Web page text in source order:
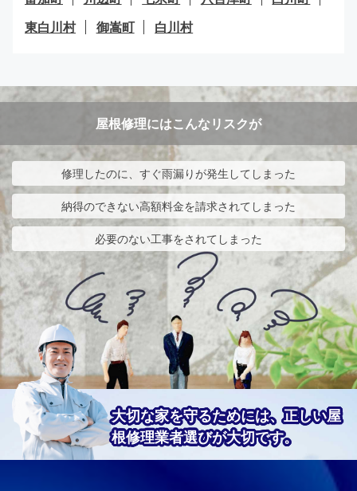
東白川村
御嵩町 白川村
屋根修理にはこんなリスクが
修理したのに、すぐ雨漏りが発生してしまった
納得のできない高額料金を請求されてしまった
必要のない工事をされてしまった
大切な家を守るためには、正しい屋
根修理業者選びが大切です。